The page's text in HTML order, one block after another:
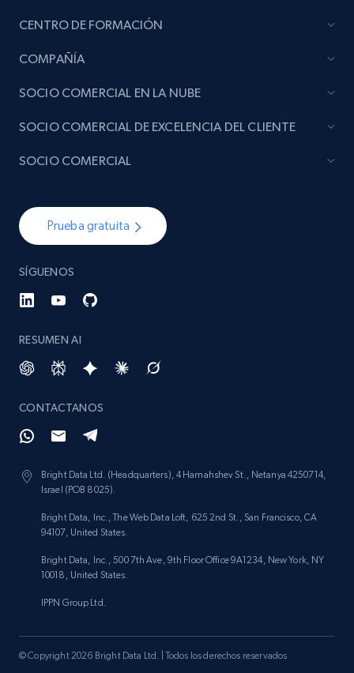
CENTRO DE FORMACIÓN
COMPAÑÍA
Prueba gratuita
SÍGUENOS
RESUMEN AI
CONTACTANOS
Bright Data Ltd. (Headquarters), 4 Hamahshev St., Netanya 4250714,
Israel (POB 8025).
Bright Data, Inc., The Web Data Loft, 625 2nd St., San Francisco, CA
94107, United States.
Bright Data, Inc., 500 7th Ave, 9th Floor Office 9A1234, New York, NY
10018, United States.
IPPN Group Ltd.
SOCIO COMERCIAL EN LA NUBE
SOCIO COMERCIAL DE EXCELENCIA DEL CLIENTE
SOCIO COMERCIAL
© Copyright 2026 Bright Data Ltd. | Todos los derechos reservados